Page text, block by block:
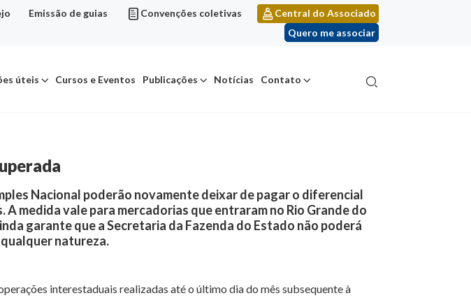
Emissão de guias Convenções coletivas
Central do Associado
Quero me associar
úteis Cursos e Eventos Publicações Notícias Contato
Nacional poderão novamente deixar de pagar o diferencial
medida vale para mercadorias que entraram no Rio Grande do
garante que a Secretaria da Fazenda do Estado não poderá
natureza.
interestaduais realizadas até o último dia do mês subsequente à